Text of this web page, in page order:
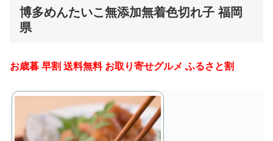
博多めんたいこ無添加無着色切れ子 福岡
県
お歳暮 早割 送料無料 お取り寄せグルメ ふるさと割